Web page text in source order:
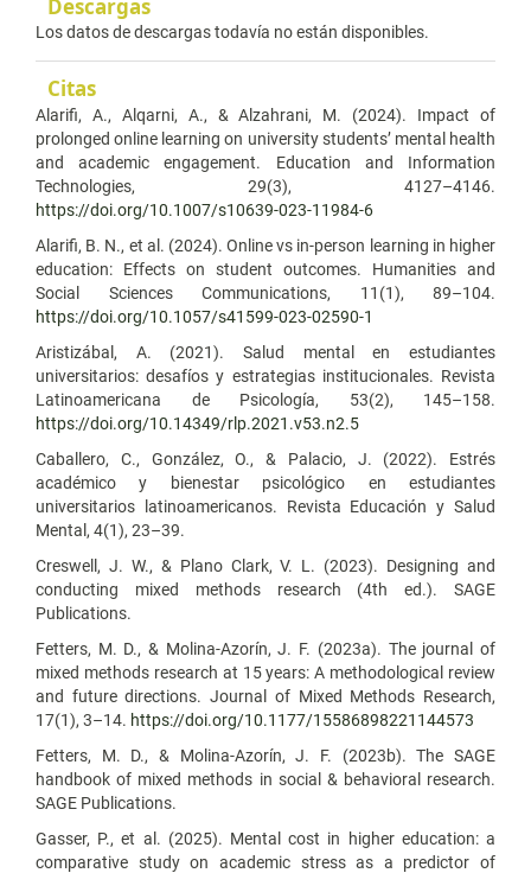
Descargas
Los datos de descargas todavía no están disponibles.
Citas
Alarifi, A., Alqarni, A., & Alzahrani, M. (2024). Impact of
prolonged online learning on university students’ mental health
and academic engagement. Education and Information
Technologies, 29(3), 4127–4146.
https://doi.org/10.1007/s10639-023-11984-6
Alarifi, B. N., et al. (2024). Online vs in-person learning in higher
education: Effects on student outcomes. Humanities and
Social Sciences Communications, 11(1), 89–104.
https://doi.org/10.1057/s41599-023-02590-1
Aristizábal, A. (2021). Salud mental en estudiantes
universitarios: desafíos y estrategias institucionales. Revista
Latinoamericana de Psicología, 53(2), 145–158.
https://doi.org/10.14349/rlp.2021.v53.n2.5
Caballero, C., González, O., & Palacio, J. (2022). Estrés
académico y bienestar psicológico en estudiantes
universitarios latinoamericanos. Revista Educación y Salud
Mental, 4(1), 23–39.
Creswell, J. W., & Plano Clark, V. L. (2023). Designing and
conducting mixed methods research (4th ed.). SAGE
Publications.
Fetters, M. D., & Molina-Azorín, J. F. (2023a). The journal of
mixed methods research at 15 years: A methodological review
and future directions. Journal of Mixed Methods Research,
17(1), 3–14. https://doi.org/10.1177/15586898221144573
Fetters, M. D., & Molina-Azorín, J. F. (2023b). The SAGE
handbook of mixed methods in social & behavioral research.
SAGE Publications.
Gasser, P., et al. (2025). Mental cost in higher education: a
comparative study on academic stress as a predictor of